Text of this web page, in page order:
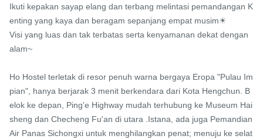
Ikuti kepakan sayap elang dan terbang melintasi pemandangan K
enting yang kaya dan beragam sepanjang empat musim☀
Visi yang luas dan tak terbatas serta kenyamanan dekat dengan
alam~
Ho Hostel terletak di resor penuh warna bergaya Eropa "Pulau Im
pian", hanya berjarak 3 menit berkendara dari Kota Hengchun. B
elok ke depan, Ping'e Highway mudah terhubung ke Museum Hai
sheng dan Checheng Fu'an di utara .Istana, ada juga Pemandian
Air Panas Sichongxi untuk menghilangkan penat; menuju ke selat